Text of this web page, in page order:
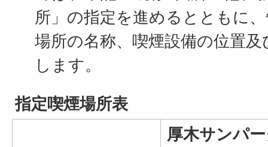
所」の指定を進めるとともに
場所の名称、喫煙設備の位置
します。
指定喫煙場所表
厚木サンパ